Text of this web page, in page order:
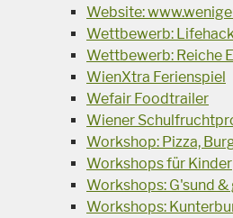
Website:
Wettbewerb:
Wettbewerb: Reiche
WienXtra Ferienspiel
Wefair Foodtrailer
Wiener
Workshop: Pizza,
Workshops für Kinder
Workshops: G'sund
Workshops: